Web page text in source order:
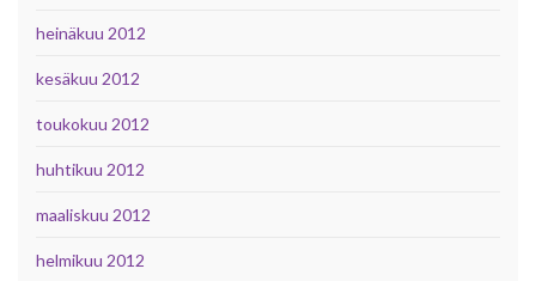
heinäkuu 2012
kesäkuu 2012
toukokuu 2012
huhtikuu 2012
maaliskuu 2012
helmikuu 2012